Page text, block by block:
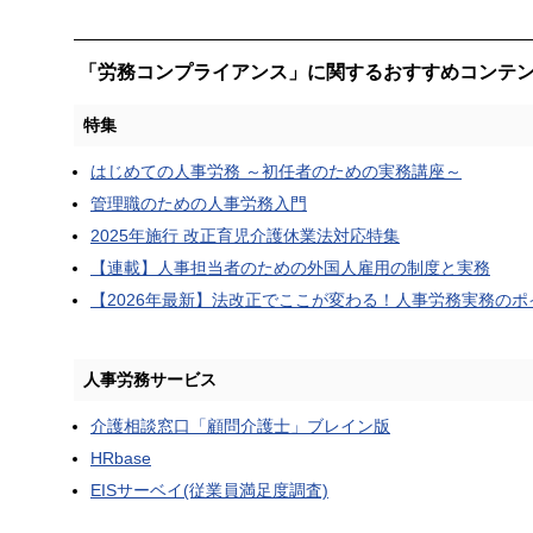
「労務コンプライアンス」に関するおすすめコンテ
特集
はじめての人事労務 ～初任者のための実務講座～
管理職のための人事労務入門
2025年施行 改正育児介護休業法対応特集
【連載】人事担当者のための外国人雇用の制度と実務
【2026年最新】法改正でここが変わる！人事労務実務のポ
人事労務サービス
介護相談窓口「顧問介護士」ブレイン版
HRbase
EISサーベイ(従業員満足度調査)